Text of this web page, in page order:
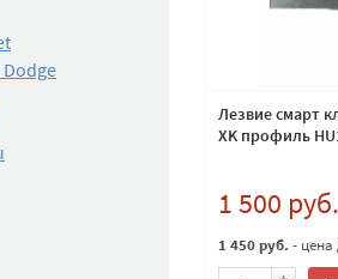
Лезвие смарт
XK профиль
1 500 руб.
1 450 руб. - цена